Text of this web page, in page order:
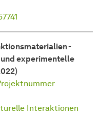
-
experimentelle
Interaktionen